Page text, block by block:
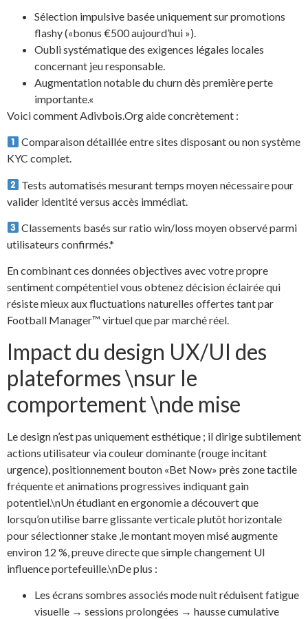
Sélection impulsive basée uniquement sur promotions
flashy («bonus €500 aujourd’hui »).
Oubli systématique des exigences légales locales
concernant jeu responsable.
Augmentation notable du churn dès première perte
importante.«
Voici comment Adivbois.Org aide concrètement :
Comparaison détaillée entre sites disposant ou non système
KYC complet.
Tests automatisés mesurant temps moyen nécessaire pour
valider identité versus accès immédiat.
Classements basés sur ratio win/loss moyen observé parmi
utilisateurs confirmés.*
En combinant ces données objectives avec votre propre
sentiment compétentiel vous obtenez décision éclairée qui
résiste mieux aux fluctuations naturelles offertes tant par
Football Manager™ virtuel que par marché réel.
Impact du design UX/UI des
plateformes \nsur le
comportement \nde mise
Le design n’est pas uniquement esthétique ; il dirige subtilement
actions utilisateur via couleur dominante (rouge incitant
urgence), positionnement bouton «Bet Now» près zone tactile
fréquente et animations progressives indiquant gain
potentiel.\nUn étudiant en ergonomie a découvert que
lorsqu’on utilise barre glissante verticale plutôt horizontale
pour sélectionner stake ,le montant moyen misé augmente
environ 12 %, preuve directe que simple changement UI
influence portefeuille.\nDe plus :
Les écrans sombres associés mode nuit réduisent fatigue
visuelle → sessions prolongées → hausse cumulative